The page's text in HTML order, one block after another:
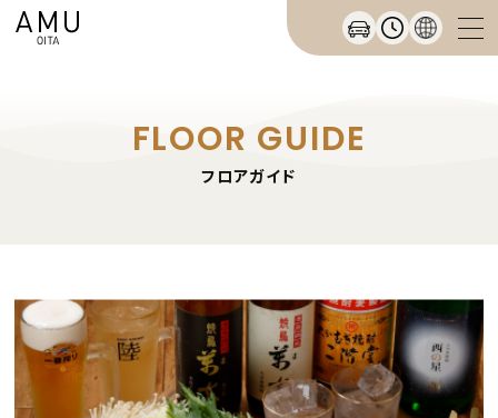
FLOOR GUIDE
フロアガイド